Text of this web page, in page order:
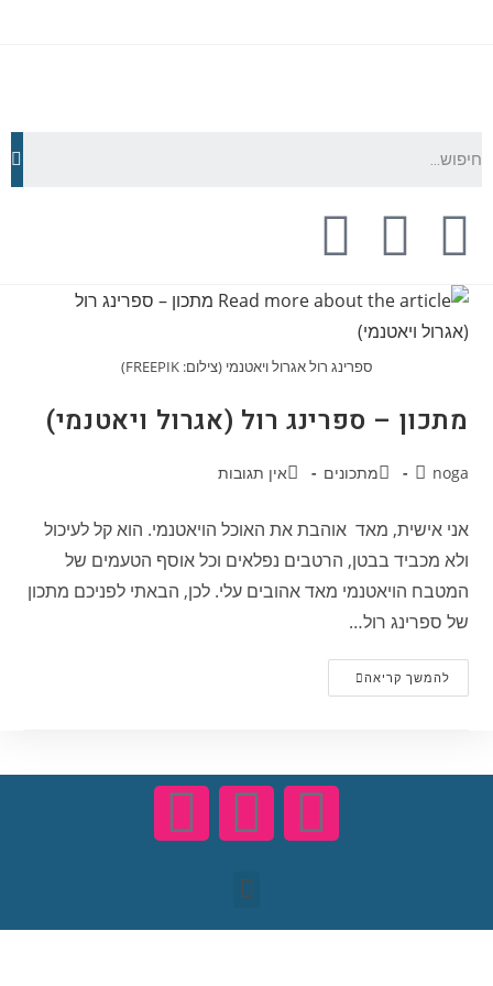
ספרינג רול אגרול ויאטנמי (צילום: FREEPIK)
מתכון – ספרינג רול (אגרול ויאטנמי)
noga מתכונים אין תגובות
אני אישית, מאד אוהבת את האוכל הויאטנמי. הוא קל לעיכול
ולא מכביד בבטן, הרטבים נפלאים וכל אוסף הטעמים של
המטבח הויאטנמי מאד אהובים עלי. לכן, הבאתי לפניכם מתכון
של ספרינג רול…
להמשך קריאה